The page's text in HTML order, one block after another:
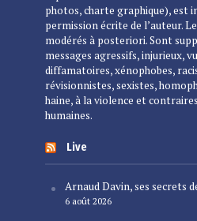
photos, charte graphique), est
permission écrite de l’auteur.
modérés à posteriori. Sont
messages agressifs, injurieux,
diffamatoires, xénophobes,
révisionnistes, sexistes,
haine, à la violence et
humaines.
Live
Arnaud Davin, ses secrets
6 août 2026